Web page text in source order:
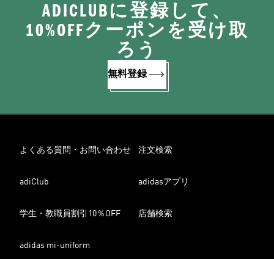
ADICLUBに登録して、
10%OFFクーポンを受け取
ろう
無料登録
よくある質問・お問い合わせ 注文検索
adiClub adidasアプリ
学生・教職員割引10％OFF 店舗検索
adidas mi-uniform